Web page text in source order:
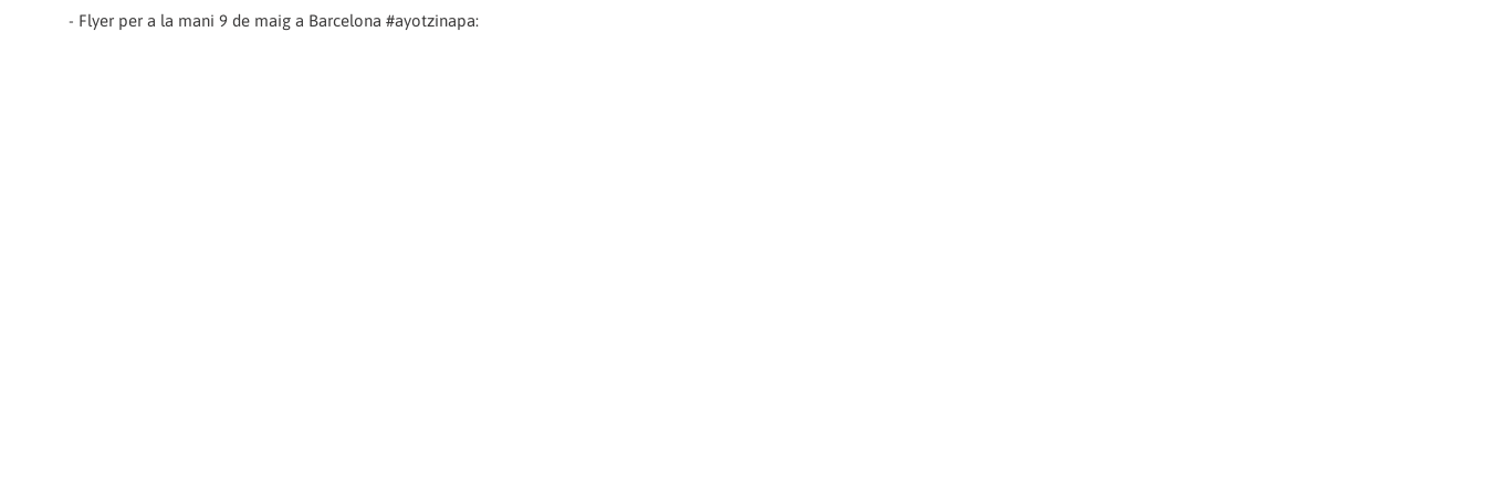
- Flyer per a la mani 9 de maig a Barcelona #ayotzinapa: